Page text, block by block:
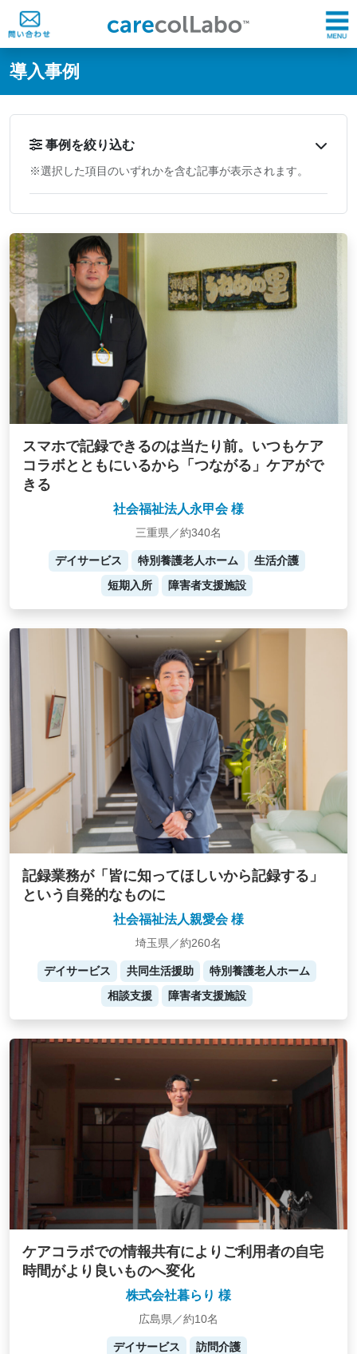
@ -0,0 +1,60 @@
導入事例
事例を絞り込む
※選択した項目のいずれかを含む記事が表示されます。
スマホで記録できるのは当たり前。いつもケア
コラボとともにいるから「つながる」ケアがで
きる
社会福祉法人永甲会 様
三重県／約340名
デイサービス 特別養護老人ホーム
生活介護
短期入所
障害者支援施設
記録業務が「皆に知ってほしいから記録する」
という自発的なものに
社会福祉法人親愛会 様
埼玉県／約260名
デイサービス 共同生活援助
特別養護老人ホーム
相談支援
障害者支援施設
ケアコラボでの情報共有によりご利用者の自宅
時間がより良いものへ変化
株式会社暮らり 様
広島県／約10名
デイサービス 訪問介護